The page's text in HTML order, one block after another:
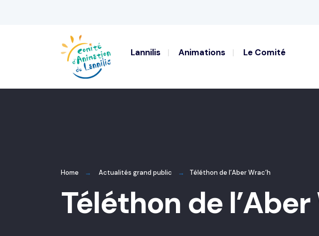
Lannilis Animations Le Comité
Home Actualités grand public Téléthon de l’Aber Wrac’h
Téléthon de l’Aber